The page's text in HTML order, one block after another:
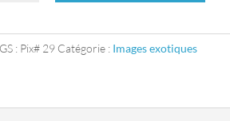
: Pix# 29 Catégorie : Images exotiques